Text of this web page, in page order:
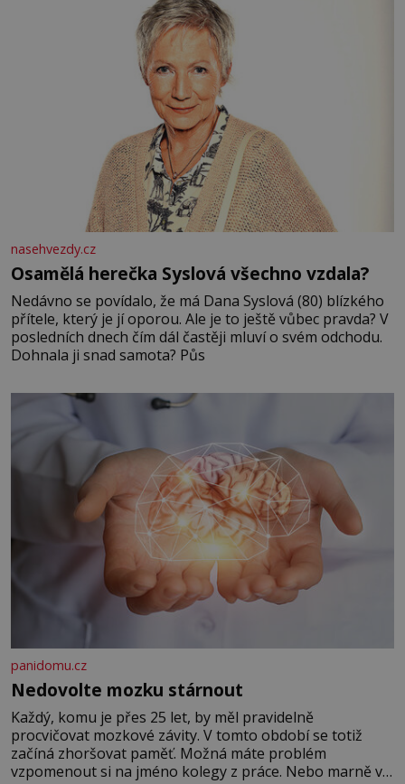
nasehvezdy.cz
Osamělá herečka Syslová všechno vzdala?
Nedávno se povídalo, že má Dana Syslová (80) blízkého
přítele, který je jí oporou. Ale je to ještě vůbec pravda? V
posledních dnech čím dál častěji mluví o svém odchodu.
Dohnala ji snad samota? Půs
panidomu.cz
Nedovolte mozku stárnout
Každý, komu je přes 25 let, by měl pravidelně
procvičovat mozkové závity. V tomto období se totiž
začíná zhoršovat paměť. Možná máte problém
vzpomenout si na jméno kolegy z práce. Nebo marně v